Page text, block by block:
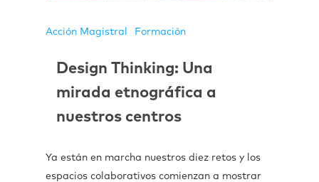
Acción Magistral Formación
Design Thinking: Una
mirada etnográfica a
nuestros centros
Ya están en marcha nuestros diez retos y los
espacios colaborativos comienzan a mostrar